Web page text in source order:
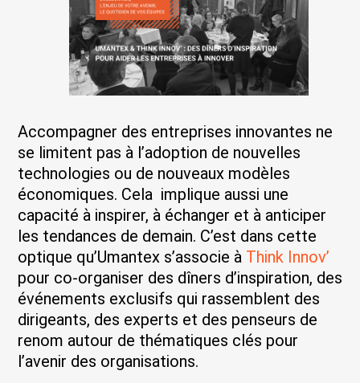
Accompagner des entreprises innovantes ne
se limitent pas à l’adoption de nouvelles
technologies ou de nouveaux modèles
économiques. Cela implique aussi une
capacité à inspirer, à échanger et à anticiper
les tendances de demain. C’est dans cette
optique qu’Umantex s’associe à Think Innov’
pour co-organiser des dîners d’inspiration, des
événements exclusifs qui rassemblent des
dirigeants, des experts et des penseurs de
renom autour de thématiques clés pour
l’avenir des organisations.